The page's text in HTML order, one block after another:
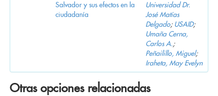
Salvador y sus efectos en la
ciudadanía
Universidad Dr.
José Matías
Delgado; USAID;
Umaña Cerna,
Carlos A.;
Peñailillo, Miguel;
Iraheta, May Evelyn
Otras opciones relacionadas